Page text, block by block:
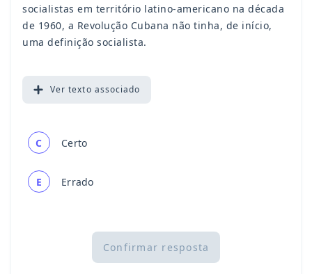
socialistas em território latino-americano na década
de 1960, a Revolução Cubana não tinha, de início,
uma definição socialista.
Ver texto associado
C Certo
E Errado
Confirmar resposta